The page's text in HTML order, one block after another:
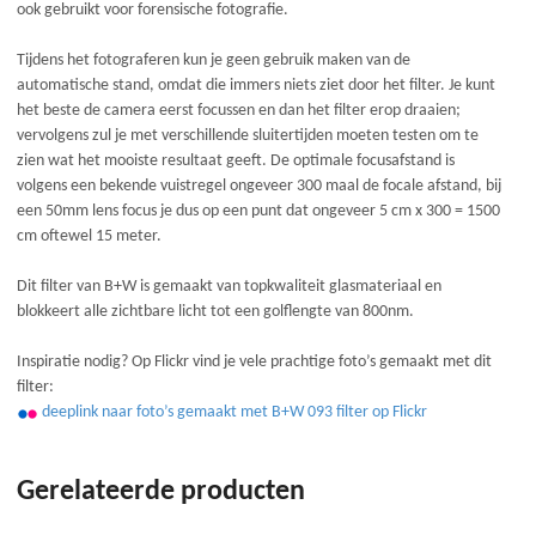
ook gebruikt voor forensische fotografie.
Tijdens het fotograferen kun je geen gebruik maken van de
automatische stand, omdat die immers niets ziet door het filter. Je kunt
het beste de camera eerst focussen en dan het filter erop draaien;
vervolgens zul je met verschillende sluitertijden moeten testen om te
zien wat het mooiste resultaat geeft. De optimale focusafstand is
volgens een bekende vuistregel ongeveer 300 maal de focale afstand, bij
een 50mm lens focus je dus op een punt dat ongeveer 5 cm x 300 = 1500
cm oftewel 15 meter.
Dit filter van B+W is gemaakt van topkwaliteit glasmateriaal en
blokkeert alle zichtbare licht tot een golflengte van 800nm.
Inspiratie nodig? Op Flickr vind je vele prachtige foto’s gemaakt met dit
filter:
deeplink naar foto’s gemaakt met B+W 093 filter op Flickr
Gerelateerde producten